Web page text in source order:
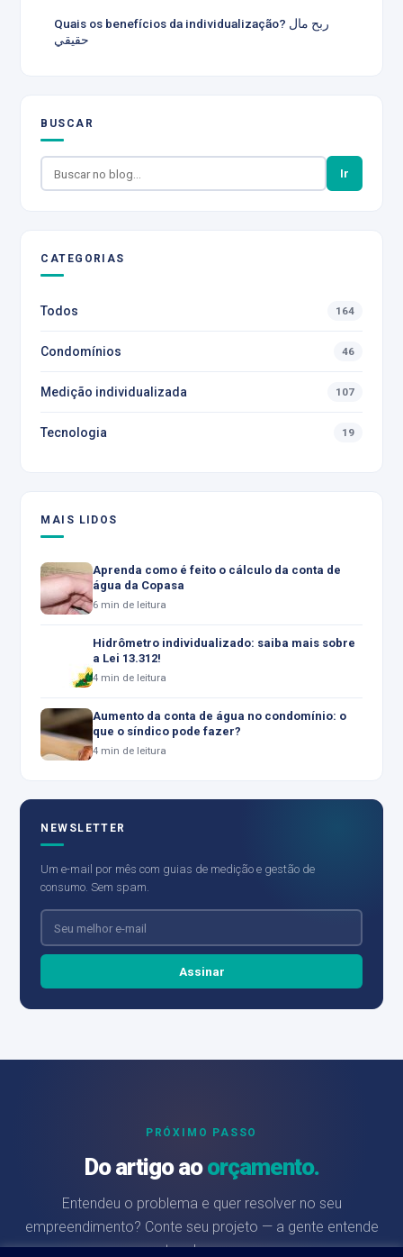
Quais os benefícios da individualização? ربح مال
حقيقي
BUSCAR
Ir
CATEGORIAS
Todos 164
Condomínios 46
Medição individualizada 107
Tecnologia 19
MAIS LIDOS
Aprenda como é feito o cálculo da conta de
água da Copasa
6 min de leitura
Hidrômetro individualizado: saiba mais sobre
a Lei 13.312!
4 min de leitura
Aumento da conta de água no condomínio: o
que o síndico pode fazer?
4 min de leitura
NEWSLETTER
Um e-mail por mês com guias de medição e gestão de
consumo. Sem spam.
Assinar
PRÓXIMO PASSO
Do artigo aoorçamento.
Entendeu o problema e quer resolver no seu
empreendimento? Conte seu projeto — a gente entende
antes de propor.